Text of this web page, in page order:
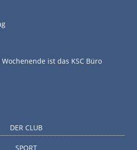
ist das KSC Büro
DER CLUB
SPORT